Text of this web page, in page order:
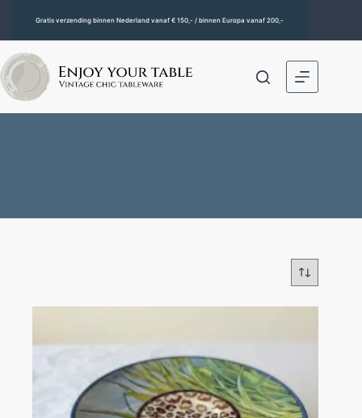
Gratis verzending binnen Nederland vanaf € 150,- / binnen Europa vanaf 200,-